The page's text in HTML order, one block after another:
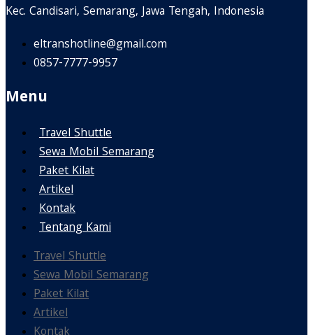
Kec. Candisari, Semarang, Jawa Tengah, Indonesia
eltranshotline@gmail.com
0857-7777-9957
Menu
Travel Shuttle
Sewa Mobil Semarang
Paket Kilat
Artikel
Kontak
Tentang Kami
Travel Shuttle
Sewa Mobil Semarang
Paket Kilat
Artikel